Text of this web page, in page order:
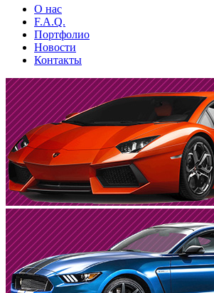
О нас
F.A.Q.
Портфолио
Новости
Контакты